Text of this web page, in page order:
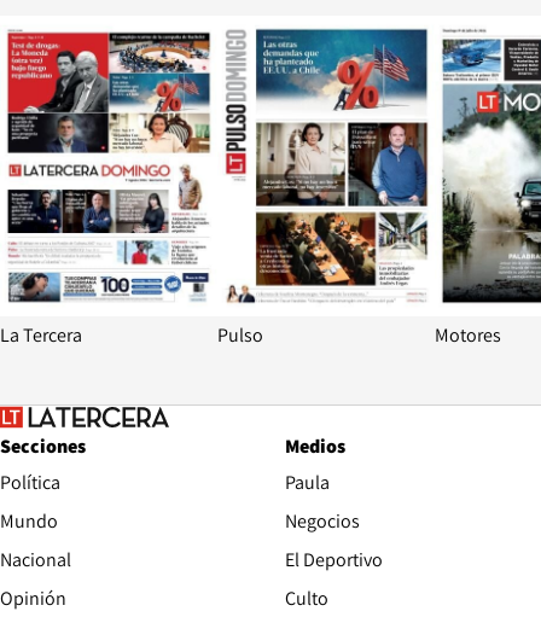
Opens in new window
La Tercera
Opens in
Pulso Motores
Secciones
Política
Mundo
Nacional
Opinión
Medios
Paula
Negocios
El Deportivo
Culto